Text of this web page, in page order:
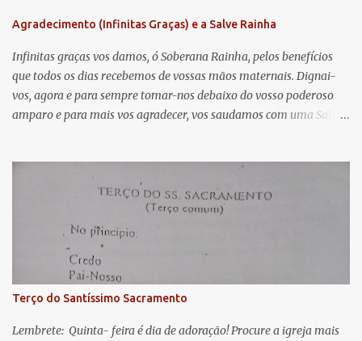
t
á
r
i
o
Agradecimento (Infinitas Graças) e a Salve Rainha
Infinitas graças vos damos, ó Soberana Rainha, pelos benefícios
que todos os dias recebemos de vossas mãos maternais. Dignai-
vos, agora e para sempre tomar-nos debaixo do vosso poderoso
amparo e para mais vos agradecer, vos saudamos com uma Salve
lágrimas. Eia, pois, Advogada nossa, estes vossos olhos
misericordiosos a nós volvei, e depois deste desterro, mostrai-nos
Jesus. Bendito é o fruto do vosso ventre, ó clemente, ó piedosa, ó
doce e sempre Virgem Maria. Rogai por nós Santa Mãe de Deus.
Para que sejamos dignos das promessas de Cristo. Amém.
Terço do Santíssimo Sacramento
Lembrete: Quinta- feira é dia de adoração! Procure a igreja mais